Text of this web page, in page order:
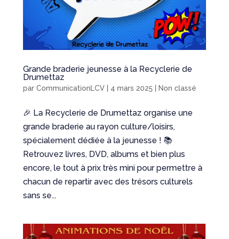
Grande braderie jeunesse à la Recyclerie de
Drumettaz
par CommunicationLCV| 4 mars 2025 Non classé
🎉 La Recyclerie de Drumettaz organise une
grande braderie au rayon culture/loisirs,
spécialement dédiée à la jeunesse ! 📚
Retrouvez livres, DVD, albums et bien plus
encore, le tout à prix très mini pour permettre à
chacun de repartir avec des trésors culturels
sans se...